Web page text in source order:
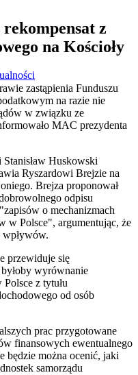
z
na Kościoły
zastąpienia Funduszu
na razie nie
w związku ze
MAC prezydenta
Huskowski
Ryszardowi Brejzie na
Brejza proponował
odpisu
o mechanizmach
w Polsce", argumentując, że
wpływów.
przewiduje się
wyrównanie
z tytułu
od osób
prac przygotowane
finansowych ewentualnego
będzie można ocenić, jaki
samorządu